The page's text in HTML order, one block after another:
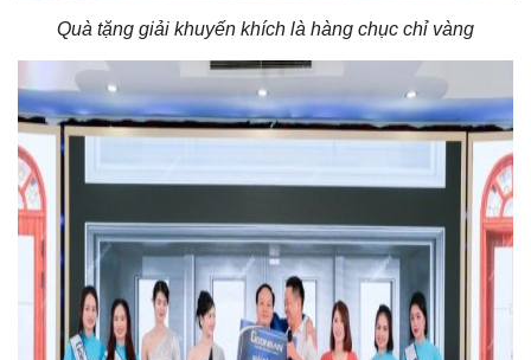
Quà tặng giải khuyến khích là hàng chục chỉ vàng